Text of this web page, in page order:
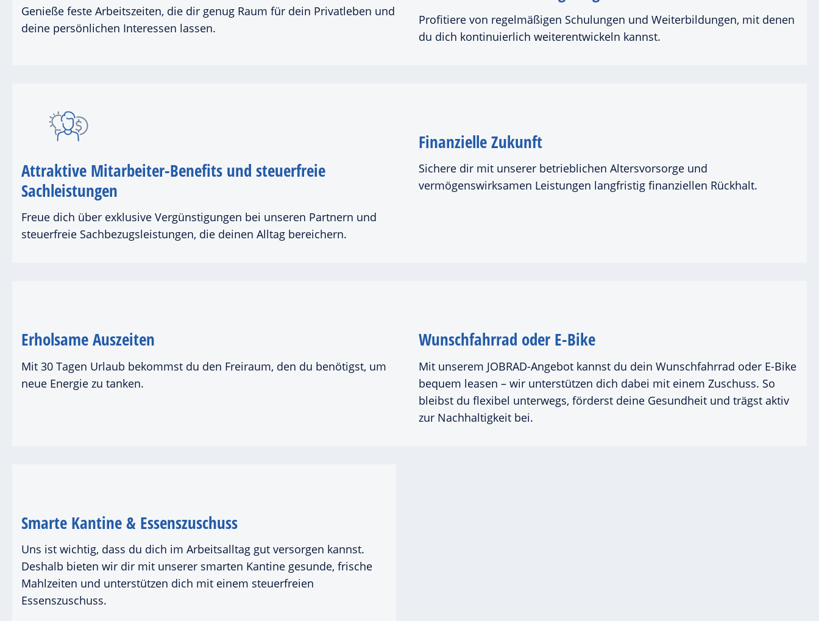
Genieße feste Arbeitszeiten, die dir genug Raum für dein Privatleben und
deine persönlichen Interessen lassen.
Profitiere von regelmäßigen Schulungen und Weiterbildungen, mit denen
du dich kontinuierlich weiterentwickeln kannst.
Attraktive Mitarbeiter-Benefits und steuerfreie
Sachleistungen
Freue dich über exklusive Vergünstigungen bei unseren Partnern und
steuerfreie Sachbezugsleistungen, die deinen Alltag bereichern.
Finanzielle Zukunft
Sichere dir mit unserer betrieblichen Altersvorsorge und
vermögenswirksamen Leistungen langfristig finanziellen Rückhalt.
Erholsame Auszeiten
Mit 30 Tagen Urlaub bekommst du den Freiraum, den du benötigst, um
neue Energie zu tanken.
Wunschfahrrad oder E-Bike
Mit unserem JOBRAD-Angebot kannst du dein Wunschfahrrad oder E-Bike
bequem leasen – wir unterstützen dich dabei mit einem Zuschuss. So
bleibst du flexibel unterwegs, förderst deine Gesundheit und trägst aktiv
zur Nachhaltigkeit bei.
Smarte Kantine & Essenszuschuss
Uns ist wichtig, dass du dich im Arbeitsalltag gut versorgen kannst.
Deshalb bieten wir dir mit unserer smarten Kantine gesunde, frische
Mahlzeiten und unterstützen dich mit einem steuerfreien
Essenszuschuss.